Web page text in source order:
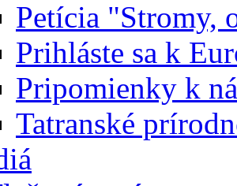
Petícia "Stromy,
Prihláste sa k
Pripomienky k
Tatranské